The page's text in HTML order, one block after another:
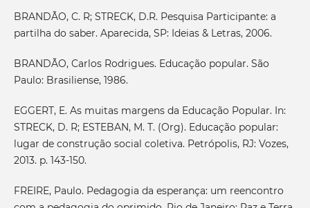
BRANDÃO, C. R; STRECK, D.R. Pesquisa Participante: a
partilha do saber. Aparecida, SP: Ideias & Letras, 2006.
BRANDÃO, Carlos Rodrigues. Educação popular. São
Paulo: Brasiliense, 1986.
EGGERT, E. As muitas margens da Educação Popular. In:
STRECK, D. R; ESTEBAN, M. T. (Org). Educação popular:
lugar de construção social coletiva. Petrópolis, RJ: Vozes,
2013. p. 143-150.
FREIRE, Paulo. Pedagogia da esperança: um reencontro